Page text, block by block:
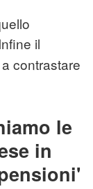
il
contrastare
le
in